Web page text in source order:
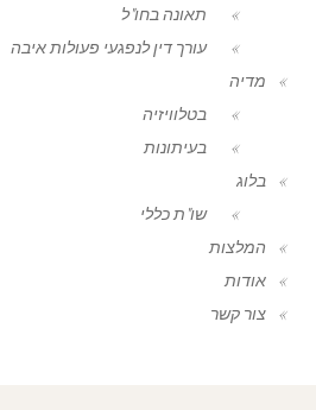
תאונה בחו"ל
עורך דין לנפגעי פעולות איבה
מדיה
בטלוויזיה
בעיתונות
בלוג
שו"ת כללי
המלצות
אודות
צור קשר